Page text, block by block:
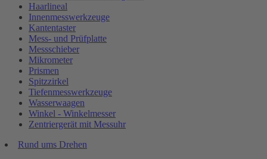
Haarlineal
Innenmesswerkzeuge
Kantentaster
Mess- und Prüfplatte
Messschieber
Mikrometer
Prismen
Spitzzirkel
Tiefenmesswerkzeuge
Wasserwaagen
Winkel - Winkelmesser
Zentriergerät mit Messuhr
Rund ums Drehen